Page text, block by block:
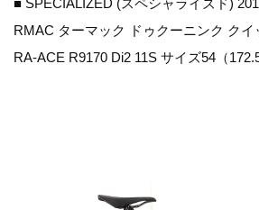
■ SPECIALIZED (スペシャライズド)
RMAC ターマック ドゥクーニンク ク
RA-ACE R9170 Di2 11S サイズ54（